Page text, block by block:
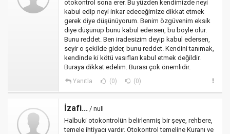
otokontrol sona erer. Bu yüzden kendimizde neyi
kabul edip neyi inkar edeceğimize dikkat etmek
gerek diye düşünüyorum. Benim özgüvenim eksik
diye düşünüp bunu kabul edersen, bu böyle olur.
Bunu reddet. Ben iradesizim deyip kabul edersen,
seyir o şekilde gider, bunu reddet. Kendini tanımak,
kendinde ki kötü vasıfları kabul etmek değildir.
Buraya dikkat edelim. Burası çok önemlidir.
Yanıtla (0) (0)
İzafi... / null
Halbuki otokontrolün belirlenmiş bir şeye, rehbere,
temele ihtiyacı vardır. Otokontrol temeline Kuranı ve